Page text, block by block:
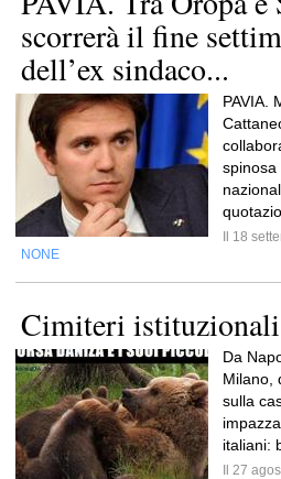
scorrerà il fine
dell’ex sindaco...
PAVIA.
spinosa
Il 18
NONE
Cimiteri istituzionali
Da
Milano,
sulla
italiani:
Il 27